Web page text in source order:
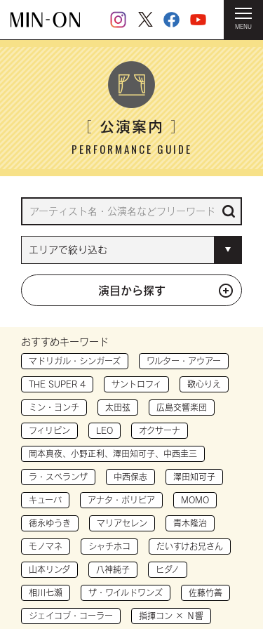
MENU
HOME ＞ 公演案内
［公演案内］
PERFORMANCE GUIDE
演目から探す
おすすめキーワード
マドリガル・シンガーズ ワルター・アウアー
THE SUPER 4 サントロフィ 歌心りえ
ミン・ヨンチ 太田弦 広島交響楽団
フィリピン LEO オクサーナ
岡本真夜、小野正利、澤田知可子、中西圭三
ラ・スペランザ 中西保志 澤田知可子
キューバ アナタ・ボリビア MOMO
徳永ゆうき マリアセレン 青木隆治
モノマネ シャチホコ だいすけお兄さん
山本リンダ 八神純子 ヒダノ
相川七瀬 ザ・ワイルドワンズ 佐藤竹善
ジェイコブ・コーラー 指揮コン × Ｎ響